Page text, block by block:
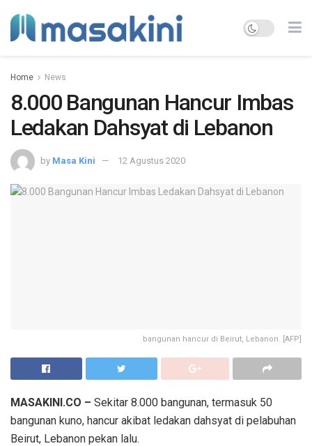
Home News
8.000 Bangunan Hancur Imbas
Ledakan Dahsyat di Lebanon
by Masa Kini 12 Agustus 2020
bangunan hancur di Beirut, Lebanon. [AFP]
MASAKINI.CO – Sekitar 8.000 bangunan, termasuk 50
bangunan kuno, hancur akibat ledakan dahsyat di pelabuhan
Beirut, Lebanon pekan lalu.